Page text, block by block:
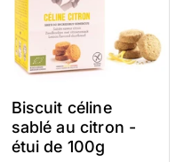
Biscuit céline
sablé au citron -
étui de 100g